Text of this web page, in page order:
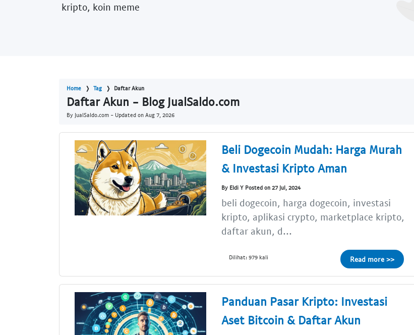
kripto, koin meme
Home Tag Daftar Akun
Daftar Akun - Blog JualSaldo.com
By JualSaldo.com - Updated on Aug 7, 2026
Beli Dogecoin Mudah: Harga Murah
& Investasi Kripto Aman
By Eldi Y Posted on 27 Jul, 2024
beli dogecoin, harga dogecoin, investasi
kripto, aplikasi crypto, marketplace kripto,
daftar akun, d...
Dilihat: 979 kali Read more >>
Panduan Pasar Kripto: Investasi
Aset Bitcoin & Daftar Akun